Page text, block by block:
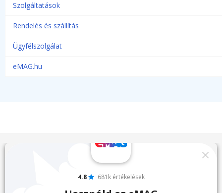
Szolgáltatások
Rendelés és szállítás
Ügyfélszolgálat
eMAG.hu
4.8 681k értékelések